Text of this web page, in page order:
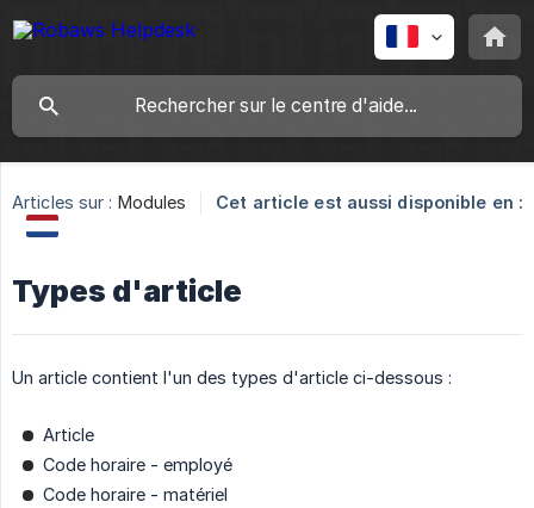
Articles sur : Modules Cet article est aussi disponible en :
Types d'article
Un article contient l'un des types d'article ci-dessous :
Article
Code horaire - employé
Code horaire - matériel